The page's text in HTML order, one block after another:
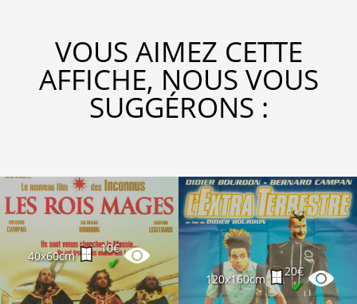
VOUS AIMEZ CETTE
AFFICHE, NOUS VOUS
SUGGÉRONS :
40x60cm
10€
✔
120x160cm
20€
✔